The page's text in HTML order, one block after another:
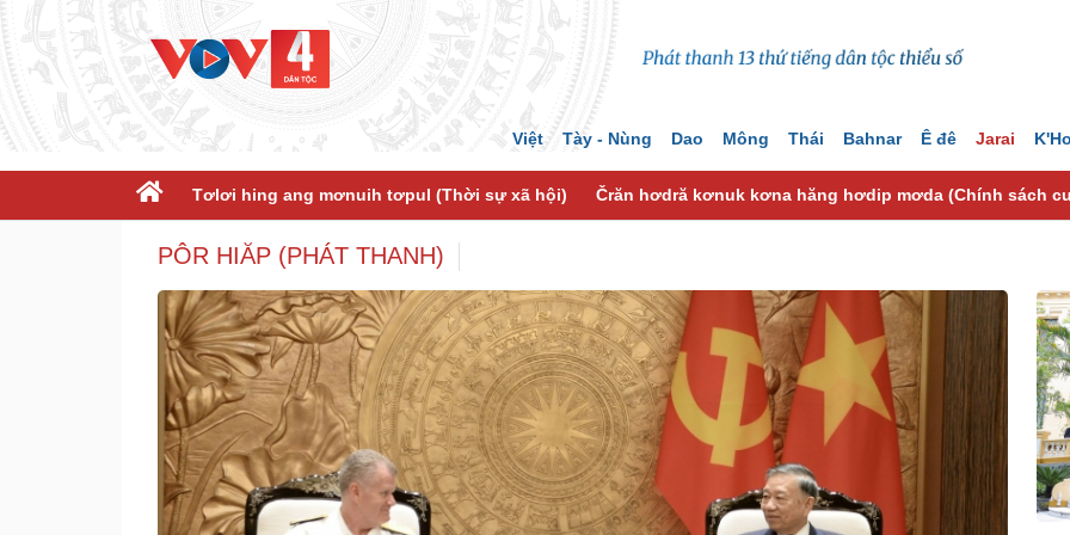
Việt Tày - Nùng Dao Mông Thái Bahnar Ê đê Jarai K'Ho
Tơlơi hing ang mơnuih tơpul (Thời sự xã hội) Črăn hơdră kơnuk kơna hăng hơdip mơda (Chính sách
PÔR HIĂP (PHÁT THANH)